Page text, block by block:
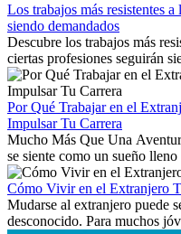
Los trabajos más resistentes
siendo demandados
Descubre los trabajos más
ciertas profesiones seguirán
Aprende qué habilidades
existen a nivel internacional.
Por Qué Trabajar en el
Impulsar Tu Carrera
Mucho Más Que Una
se siente como un sueño
culturas. Pero más allá de la...
Cómo Vivir en el Extranjero
Mudarse al extranjero puede
desconocido. Para muchos